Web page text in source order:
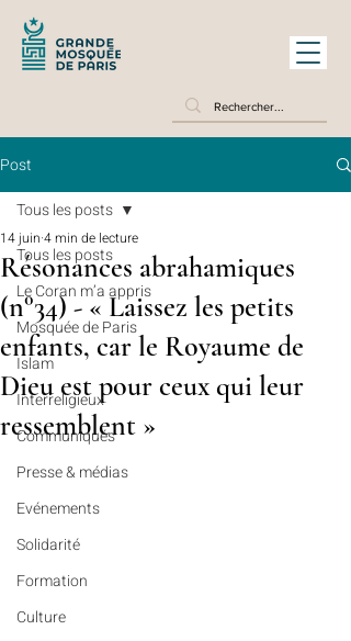
Post
Tous les posts
Le Coran m’a appris
Mosquée de Paris
Islam
Interreligieux
Communiqués
Presse & médias
Evénements
Solidarité
Formation
Culture
Tous les posts
Résonances abrahamiques
(n°34) - « Laissez les petits
enfants, car le Royaume de
Dieu est pour ceux qui leur
ressemblent »
14 juin 4 min de lecture